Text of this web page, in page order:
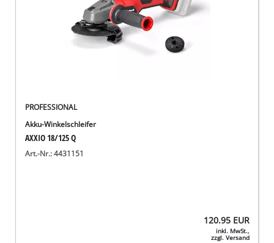
PROFESSIONAL
Akku-Winkelschleifer
AXXIO 18/125 Q
Art.-Nr.: 4431151
120.95 EUR
inkl. MwSt.,
zzgl. Versand